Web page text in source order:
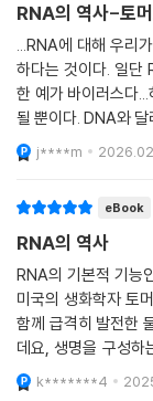
2020년 봄, 코로나
가 전 세계를 휩쓸
A, 즉 저자의 연구 주
이러스에 대항하는
자는 RNA 연구자에
렇게 빨리 백신을 개
에 걸친 과학적 혁신
팬데믹을 일으키는
다. 바이러스가 무엇
는 바이러스와 효율
듯이 RNA 기반 바이
백신이다. 인류는 창
렇듯 RNA에는 어두
RNA의 역사-토
...RNA에 대해 우리
하다는 것이다. 일단
한 예가 바이러스다
될 뿐이다. DNA와
으로 맡는다. 예컨대
다든지, 아미노산이라
j****m
eBook
RNA의 역사
RNA의 기본적 기능
미국의 생화학자 토
함께 급격히 발전한
데요, 생명을 구성
하기까지 그리고 앞
k*******4